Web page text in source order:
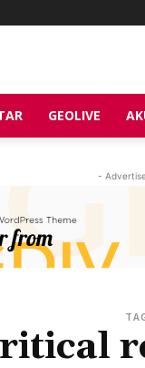
GEOLIVE
-